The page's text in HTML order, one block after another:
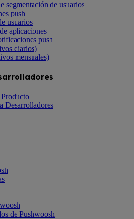
segmentación de usuarios
push
usuarios
aplicaciones
push
diarios)
mensuales)
Desarrolladores
de Pushwoosh